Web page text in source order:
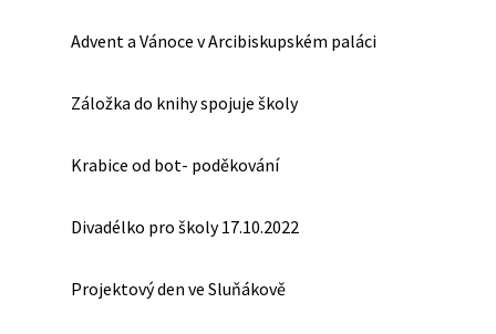
Advent a Vánoce v Arcibiskupském paláci
Záložka do knihy spojuje školy
Krabice od bot- poděkování
Divadélko pro školy 17.10.2022
Projektový den ve Sluňákově